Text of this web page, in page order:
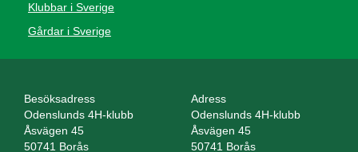
Klubbar i Sverige
Gårdar i Sverige
Besöksadress
Odenslunds 4H-klubb
Åsvägen 45
50741 Borås
Adress
Odenslunds 4H-klubb
Åsvägen 45
50741 Borås